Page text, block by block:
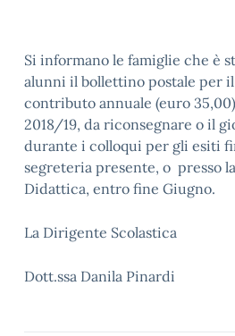
Si informano le famiglie che è
alunni il bollettino postale per
contributo annuale (euro
2018/19, da riconsegnare o il
durante i colloqui per gli esiti
segreteria presente, o presso
Didattica, entro fine Giugno.
La Dirigente Scolastica
Dott.ssa Danila Pinardi